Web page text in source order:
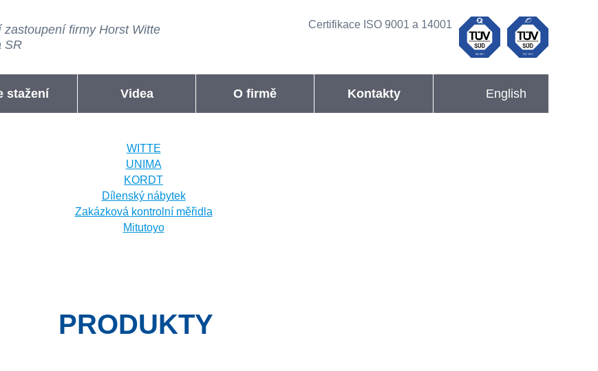
zastoupení firmy Horst Witte
SR
Certifikace ISO 9001 a 14001
stažení Videa O firmě Kontakty English
WITTE
UNIMA
KORDT
Dílenský nábytek
Zakázková kontrolní měřidla
Mitutoyo
PRODUKTY